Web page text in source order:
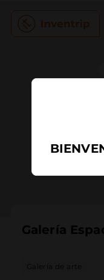
Galería
Galería de arte